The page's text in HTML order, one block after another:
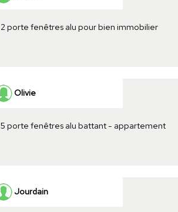
2 porte fenêtres alu pour bien immobilier
Olivie
5 porte fenêtres alu battant - appartement
Jourdain